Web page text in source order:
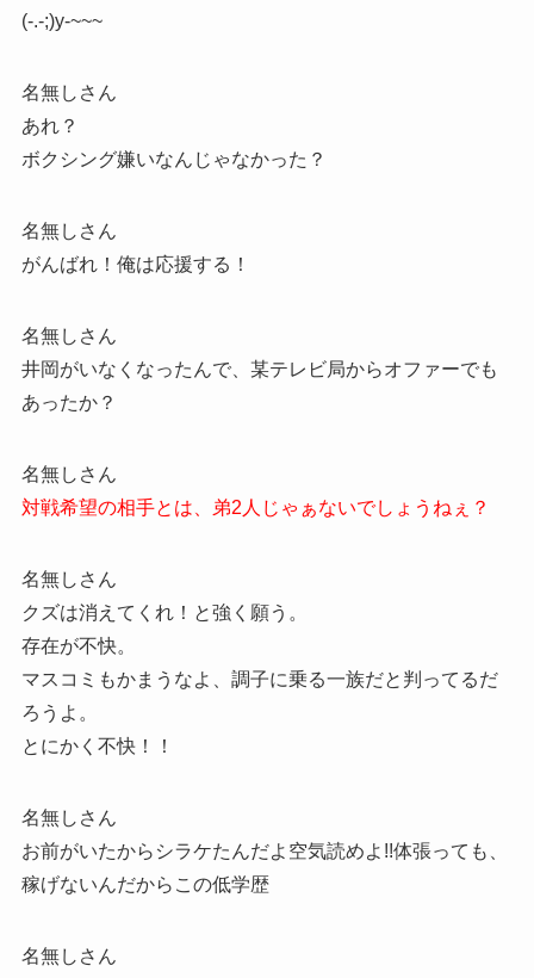
(-.-;)y-~~~
名無しさん
あれ？
ボクシング嫌いなんじゃなかった？
名無しさん
がんばれ！俺は応援する！
名無しさん
井岡がいなくなったんで、某テレビ局からオファーでも
あったか？
名無しさん
対戦希望の相手とは、弟2人じゃぁないでしょうねぇ？
名無しさん
クズは消えてくれ！と強く願う。
存在が不快。
マスコミもかまうなよ、調子に乗る一族だと判ってるだ
ろうよ。
とにかく不快！！
名無しさん
お前がいたからシラケたんだよ空気読めよ!!体張っても、
稼げないんだからこの低学歴
名無しさん